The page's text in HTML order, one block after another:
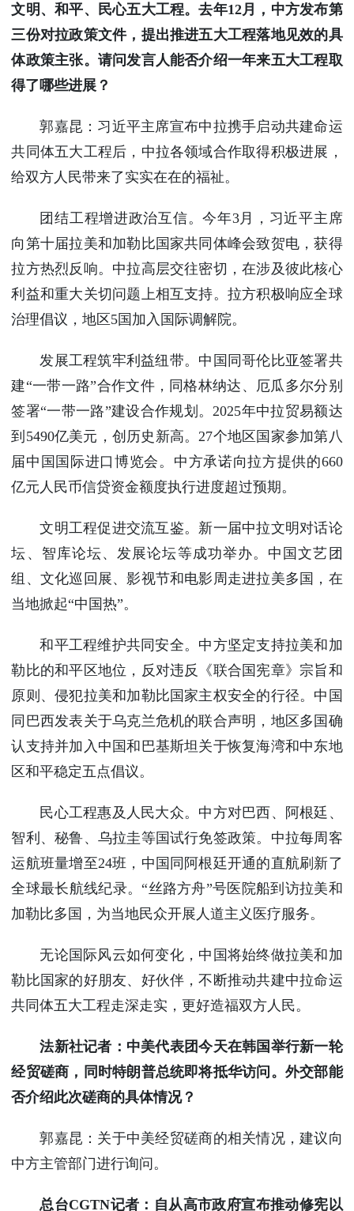
文明、和平、民心五大工程。去年12月，中方发布第
三份对拉政策文件，提出推进五大工程落地见效的具
体政策主张。请问发言人能否介绍一年来五大工程取
得了哪些进展？
郭嘉昆：习近平主席宣布中拉携手启动共建命运
共同体五大工程后，中拉各领域合作取得积极进展，
给双方人民带来了实实在在的福祉。
团结工程增进政治互信。今年3月，习近平主席
向第十届拉美和加勒比国家共同体峰会致贺电，获得
拉方热烈反响。中拉高层交往密切，在涉及彼此核心
利益和重大关切问题上相互支持。拉方积极响应全球
治理倡议，地区5国加入国际调解院。
发展工程筑牢利益纽带。中国同哥伦比亚签署共
建“一带一路”合作文件，同格林纳达、厄瓜多尔分别
签署“一带一路”建设合作规划。2025年中拉贸易额达
到5490亿美元，创历史新高。27个地区国家参加第八
届中国国际进口博览会。中方承诺向拉方提供的660
亿元人民币信贷资金额度执行进度超过预期。
文明工程促进交流互鉴。新一届中拉文明对话论
坛、智库论坛、发展论坛等成功举办。中国文艺团
组、文化巡回展、影视节和电影周走进拉美多国，在
当地掀起“中国热”。
和平工程维护共同安全。中方坚定支持拉美和加
勒比的和平区地位，反对违反《联合国宪章》宗旨和
原则、侵犯拉美和加勒比国家主权安全的行径。中国
同巴西发表关于乌克兰危机的联合声明，地区多国确
认支持并加入中国和巴基斯坦关于恢复海湾和中东地
区和平稳定五点倡议。
民心工程惠及人民大众。中方对巴西、阿根廷、
智利、秘鲁、乌拉圭等国试行免签政策。中拉每周客
运航班量增至24班，中国同阿根廷开通的直航刷新了
全球最长航线纪录。“丝路方舟”号医院船到访拉美和
加勒比多国，为当地民众开展人道主义医疗服务。
无论国际风云如何变化，中国将始终做拉美和加
勒比国家的好朋友、好伙伴，不断推动共建中拉命运
共同体五大工程走深走实，更好造福双方人民。
法新社记者：中美代表团今天在韩国举行新一轮
经贸磋商，同时特朗普总统即将抵华访问。外交部能
否介绍此次磋商的具体情况？
郭嘉昆：关于中美经贸磋商的相关情况，建议向
中方主管部门进行询问。
总台CGTN记者：自从高市政府宣布推动修宪以